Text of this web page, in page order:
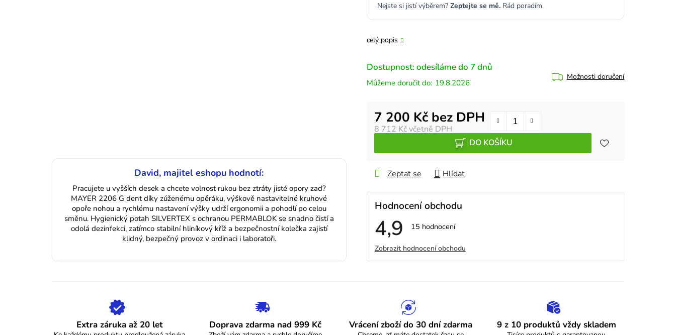
Nejste si jistí výběrem? Zeptejte se mě.Rád poradím.
celý popis
Dostupnost: odesíláme do 7 dnů
19.8.2026
Možnosti doručení
8 712 Kčvčetně DPH
7 200 Kč bez DPH
Měrná cena:
DO KOŠÍKU
Zeptat se Hlídat
Hodnocení obchodu
4,9 Průměrné
obchodu
je
4,9
hvězdiček.
15 hodnocení
V
ý
p
s
Zobrazit hodnocení obchodu
David, majitel eshopu hodnotí:
Pracujete u vyšších desek a chcete volnost rukou bez ztráty jisté opory zad?
MAYER 2206 G dent díky zúženému opěráku, výškově nastavitelné kruhové
opoře nohou a rychlému nastavení výšky udrží ergonomii a pohodlí po celou
směnu. Hygienický potah SILVERTEX s ochranou PERMABLOK se snadno čistí a
odolá dezinfekci, zatímco stabilní hliníkový kříž a bezpečnostní kolečka zajistí
klidný, bezpečný provoz v ordinaci i laboratoři.
Extra záruka až 20 let Doprava zdarma nad 999 Kč Vrácení zboží do 30 dní zdarma 9 z 10 produktů vždy skladem